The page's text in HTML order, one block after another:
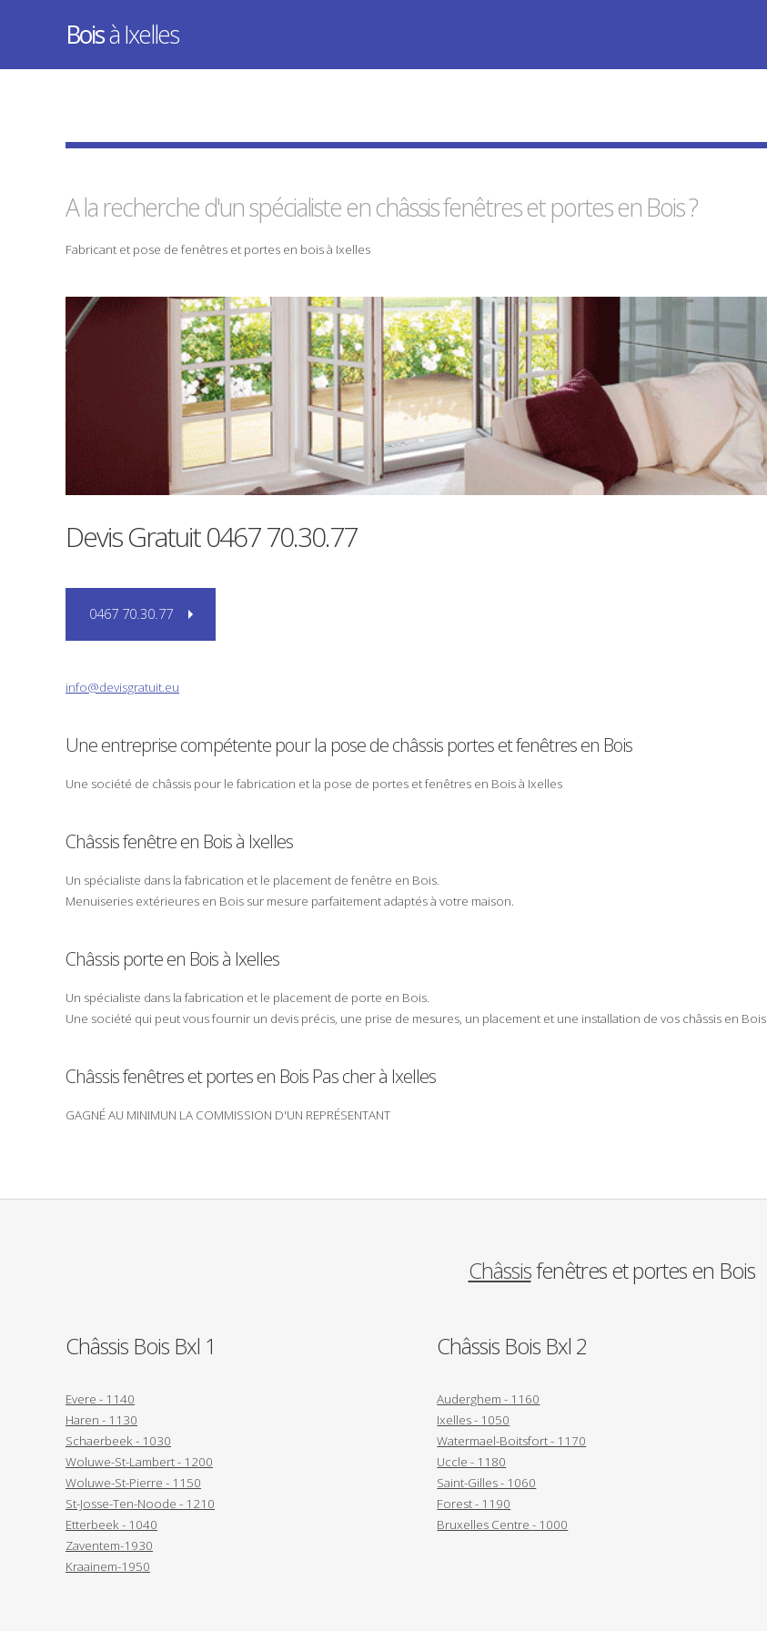
Boisà Ixelles
A la recherche d'un spécialiste enchâssisfenêtres et portes enBois?
Fabricant et pose de fenêtres et portes en boisà Ixelles
Devis Gratuit0467 70.30.77
0467 70.30.77
info@devisgratuit.eu
Une entreprise compétente pour la posede châssis portesetfenêtresen Bois
Une société de châssis pour le fabrication et la pose de portes et fenêtres en Boisà Ixelles
Châssis fenêtre en Bois à Ixelles
Un spécialiste dans la fabrication et le placement de fenêtre en Bois.
Menuiseries extérieures en Bois sur mesure parfaitement adaptés à votre maison.
Châssis porte en Bois à Ixelles
Un spécialiste dans la fabrication et le placement de porte en Bois.
Une société qui peut vous fournir un devis précis, une prise de mesures, un placement et une installation de vos châssis en Bois
Châssisfenêtresetportesen Bois Pas cherà Ixelles
GAGNÉ AU MINIMUN LA COMMISSION D'UN REPRÉSENTANT
Châssisfenêtres et portes en Bois
Châssis Bois Bxl 1
Evere - 1140
Haren - 1130
Schaerbeek - 1030
Woluwe-St-Lambert - 1200
Woluwe-St-Pierre - 1150
St-Josse-Ten-Noode - 1210
Etterbeek - 1040
Zaventem-1930
Kraainem-1950
Châssis Bois Bxl 2
Auderghem - 1160
Ixelles - 1050
Watermael-Boitsfort - 1170
Uccle - 1180
Saint-Gilles - 1060
Forest - 1190
Bruxelles Centre - 1000